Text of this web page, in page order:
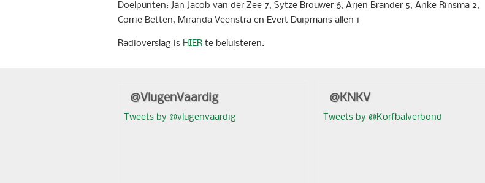
Doelpunten: Jan Jacob van der Zee 7, Sytze Brouwer 6, Arjen Brander 5, Anke Rinsma 2,
Corrie Betten, Miranda Veenstra en Evert Duipmans allen 1
Radioverslag is HIER te beluisteren.
@VlugenVaardig
Tweets by @vlugenvaardig
@KNKV
Tweets by @Korfbalverbond